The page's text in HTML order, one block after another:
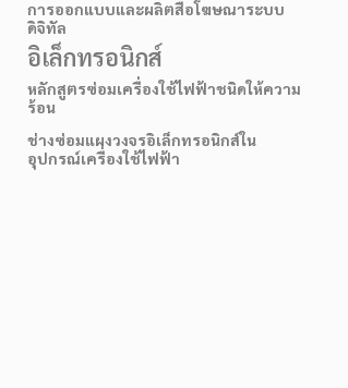
การออกแบบและผลิตสื่อโฆษณาระบบ
ดิจิทัล
อิเล็กทรอนิกส์
หลักสูตรซ่อมเครื่องใช้ไฟฟ้าชนิดให้ความ
ร้อน
ช่างซ่อมแผงวงจรอิเล็กทรอนิกส์ใน
อุปกรณ์เครื่องใช้ไฟฟ้า